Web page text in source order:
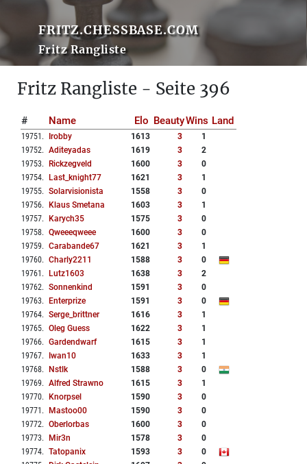
FRITZ.CHESSBASE.COM
Fritz Rangliste
Fritz Rangliste - Seite 396
# Name Elo BeautyWins Land
19751 . Irobby 1613 3
1
19752. Aditeyadas 1619 3
2
19753. Rickzegveld 1600 3
0
19754. Last_knight77 1621 3
1
19755. Solarvisionista 1558 3
0
19756. Klaus Smetana 1603 3
1
19757. Karych35 1575 3
0
19758. Qweeeqweee 1600 3
0
19759. Carabande67 1621 3
1
19760. Charly2211 1588 3
0
19761 . Lutz1603 1638 3
2
19762. Sonnenkind 1591 3
0
19763. Enterprize 1591 3
0
19764. Serge_brittner 1616 3
1
19765. Oleg Guess 1622 3
1
19766. Gardendwarf 1615 3
1
19767. Iwan10 1633 3
1
19768. Nstlk 1588 3
0
19769. Alfred Strawno 1615 3
1
19770. Knorpsel 1590 3
0
19771 . Mastoo00 1590 3
0
19772. Oberlorbas 1600 3
0
19773. Mir3n 1578 3
0
19774. Tatopanix 1593 3
0